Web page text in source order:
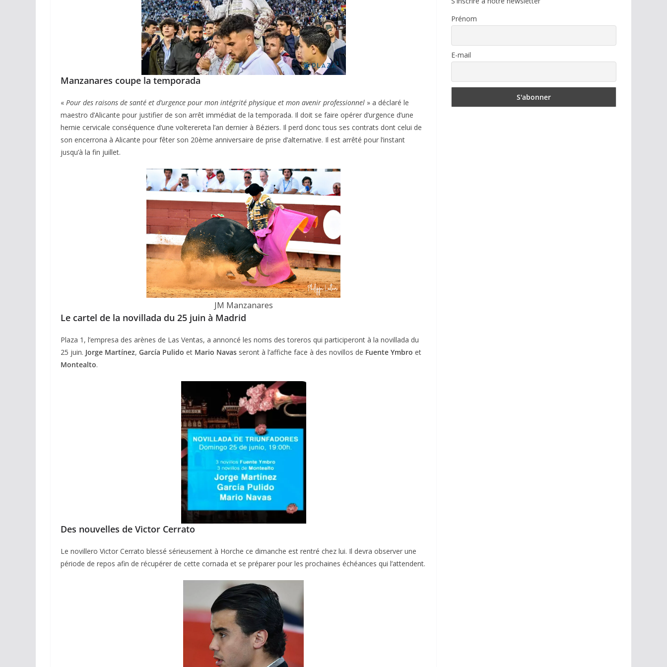
Manzanares coupe la temporada
« Pour des raisons de santé et d’urgence pour mon intégrité physique et mon avenir professionnel » a déclaré le
maestro d’Alicante pour justifier de son arrêt immédiat de la temporada. Il doit se faire opérer d’urgence d’une
hernie cervicale conséquence d’une volterereta l’an dernier à Béziers. Il perd donc tous ses contrats dont celui de
son encerrona à Alicante pour fêter son 20ème anniversaire de prise d’alternative. Il est arrêté pour l’instant
jusqu’à la fin juillet.
JM Manzanares
Le cartel de la novillada du 25 juin à Madrid
Plaza 1, l’empresa des arènes de Las Ventas, a annoncé les noms des toreros qui participeront à la novillada du
25 juin. Jorge Martínez, García Pulido et Mario Navas seront à l’affiche face à des novillos de Fuente Ymbro et
Montealto.
Des nouvelles de Victor Cerrato
Le novillero Victor Cerrato blessé sérieusement à Horche ce dimanche est rentré chez lui. Il devra observer une
période de repos afin de récupérer de cette cornada et se préparer pour les prochaines échéances qui l’attendent.
Prénom
E-mail